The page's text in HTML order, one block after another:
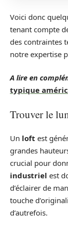
Voici donc
tenant compte
des contraintes
notre expertise
A lire en
typique
Trouver le
Un loft est
grandes
crucial pour
industriel est
d’éclairer de
touche
d’autrefois.